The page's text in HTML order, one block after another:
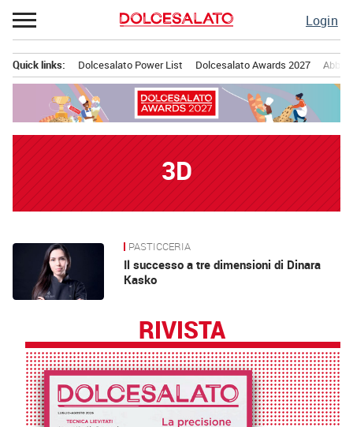
Passa
al
Login
principale
Quick links: Dolcesalato Power List Dolcesalato Awards 2027
3D
News PASTICCERIA
Il successo a tre dimensioni di Dinara
Kasko
RIVISTA